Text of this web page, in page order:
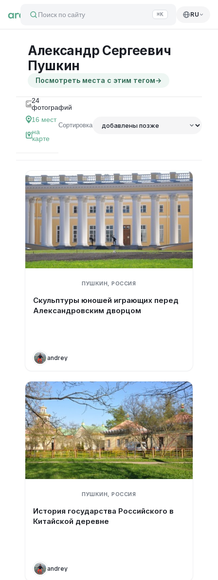
Поиск по сайту ⌘K RU
Александр Сергеевич
Пушкин
Посмотреть места с этим тегом→
24
фотографий
16 мест
на
карте
Сортировка
ПУШКИН, РОССИЯ
Скульптуры юношей играющих перед
Александровским дворцом
andrey
ПУШКИН, РОССИЯ
История государства Российского в
Китайской деревне
andrey